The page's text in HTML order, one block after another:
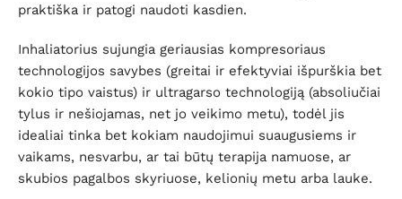
praktiška ir patogi naudoti kasdien.
Inhaliatorius sujungia geriausias kompresoriaus
technologijos savybes (greitai ir efektyviai išpurškia bet
kokio tipo vaistus) ir ultragarso technologiją (absoliučiai
tylus ir nešiojamas, net jo veikimo metu), todėl jis
idealiai tinka bet kokiam naudojimui suaugusiems ir
vaikams, nesvarbu, ar tai būtų terapija namuose, ar
skubios pagalbos skyriuose, kelionių metu arba lauke.